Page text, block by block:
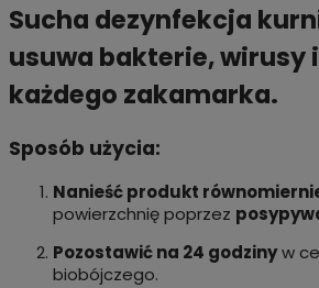
Sucha dezynfekcja
usuwa bakterie, wirusy
każdego zakamarka.
Sposób użycia:
Nanieść produkt
powierzchnię poprzez
Pozostawić na 24 godzinyw
biobójczego.